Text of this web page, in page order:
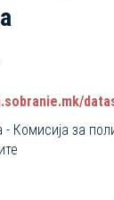
8f88-639bc6dc1a8e/resource/f45a4c3e-1d5b-4155-
Комисија за